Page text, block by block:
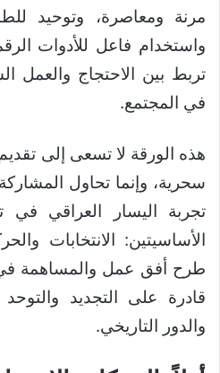
مرنة ومعاصرة، وتوحيد
واستخدام فاعل للأدوات
تربط بين الاحتجاج والعمل
في المجتمع.
هذه الورقة لا تسعى إلى
سحرية، وإنما تحاول
تجربة اليسار العراقي في
الأساسيتين: الانتخابات
طرح أفق عمل والمساهمة في
قادرة على التجديد والتوحد
والدور التاريخي.